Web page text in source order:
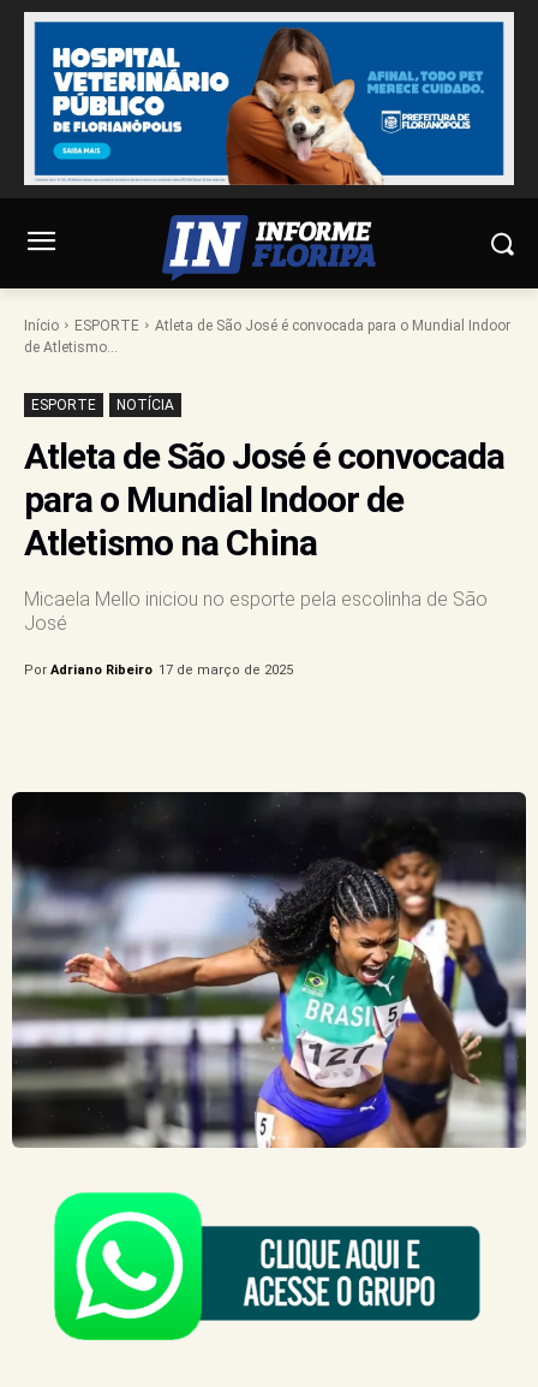
Início ESPORTE
Atleta de São José é convocada para o Mundial Indoor
de Atletismo...
ESPORTE NOTÍCIA
Atleta de São José é convocada
para o Mundial Indoor de
Atletismo na China
Micaela Mello iniciou no esporte pela escolinha de São
José
Por Adriano Ribeiro 17 de março de 2025